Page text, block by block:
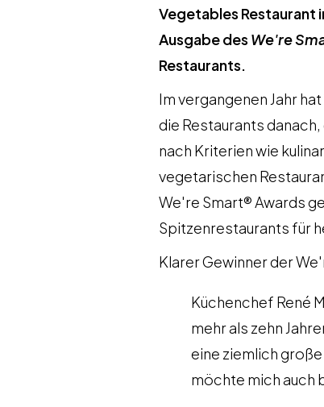
Vegetables Restaurant
Ausgabe des We're
Restaurants.
Im vergangenen Jahr hat
die Restaurants
nach Kriterien wie
vegetarischen
We're Smart® Awards
Spitzenrestaurants für
Klarer Gewinner der
Küchenchef René
mehr als zehn
eine ziemlich
möchte mich auch